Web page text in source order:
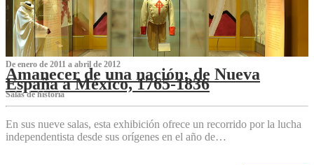
De enero de 2011 a abril de 2012
Amanecer de una nación: de Nueva
España a México, 1765-1836
Salas de historia
En sus nueve salas, esta exhibición ofrece un recorrido por la lucha
independentista desde sus orígenes en el año de…